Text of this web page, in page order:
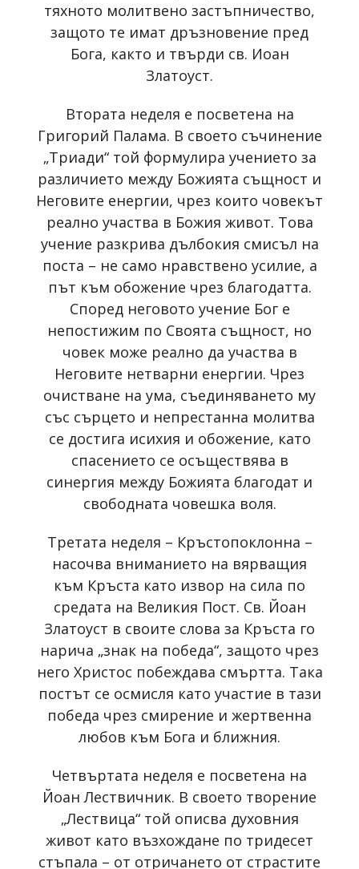
тяхното молитвено застъпничество,
защото те имат дръзновение пред
Бога, както и твърди св. Иоан
Златоуст.
Втората неделя е посветена на
Григорий Палама. В своето съчинение
„Триади“ той формулира учението за
различието между Божията същност и
Неговите енергии, чрез които човекът
реално участва в Божия живот. Това
учение разкрива дълбокия смисъл на
поста – не само нравствено усилие, а
път към обожение чрез благодатта.
Според неговото учение Бог е
непостижим по Своята същност, но
човек може реално да участва в
Неговите нетварни енергии. Чрез
очистване на ума, съединяването му
със сърцето и непрестанна молитва
се достига исихия и обожение, като
спасението се осъществява в
синергия между Божията благодат и
свободната човешка воля.
Третата неделя – Кръстопоклонна –
насочва вниманието на вярващия
към Кръста като извор на сила по
средата на Великия Пост. Св. Йоан
Златоуст в своите слова за Кръста го
нарича „знак на победа“, защото чрез
него Христос побеждава смъртта. Така
постът се осмисля като участие в тази
победа чрез смирение и жертвенна
любов към Бога и ближния.
Четвъртата неделя е посветена на
Йоан Лествичник. В своето творение
„Лествица“ той описва духовния
живот като възхождане по тридесет
стъпала – от отричането от страстите